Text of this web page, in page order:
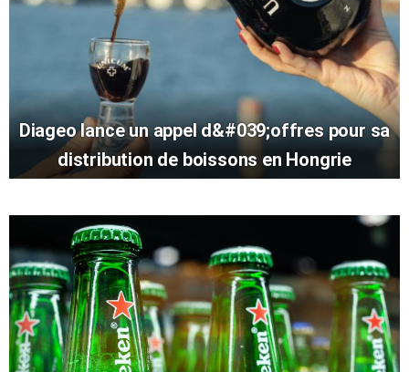
Diageo lance un appel d&#039;offres pour sa
distribution de boissons en Hongrie